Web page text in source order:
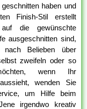
haben und
Finish-Stil erstellt
die gewünschte
ausgeschnitten sind,
Belieben über
zweifeln oder so
wenn Ihr
wenden Sie
um Hilfe beim
irgendwo kreativ